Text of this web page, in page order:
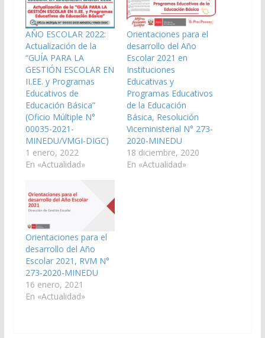
AÑO ESCOLAR 2022:
Actualización de la
“GUÍA PARA LA
GESTIÓN ESCOLAR EN
II.EE. y Programas
Educativos de
Educación Básica”
(Oficio Múltiple N°
00035-2021-
MINEDU/VMGI-DIGC)
1 enero, 2022
En «Actualidad»
Orientaciones para el
desarrollo del Año
Escolar 2021 en
Instituciones
Educativas y
Programas Educativos
de la Educación
Básica, Resolución
Viceministerial N° 273-
2020-MINEDU
18 diciembre, 2020
En «Actualidad»
Orientaciones para el
desarrollo del Año
Escolar 2021, RVM N°
273-2020-MINEDU
16 enero, 2021
En «Actualidad»